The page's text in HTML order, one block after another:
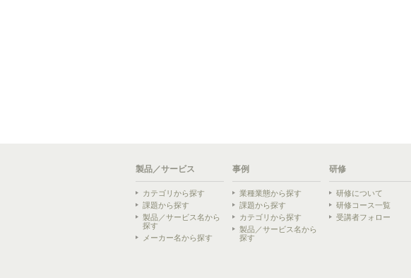
製品／サービス
カテゴリから探す
課題から探す
製品／サービス名から
探す
メーカー名から探す
事例
業種業態から探す
課題から探す
カテゴリから探す
製品／サービス名から
探す
研修
研修について
研修コース一覧
受講者フォロー